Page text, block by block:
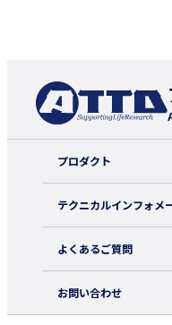
プロダクト
テクニカルインフォメ
よくあるご質問
お問い合わせ